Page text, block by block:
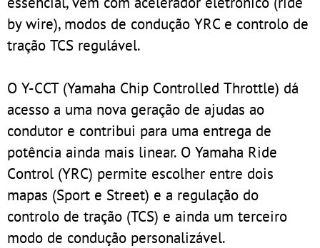
by wire), modos de condução YRC e controlo de
tração TCS regulável.
O Y-CCT (Yamaha Chip Controlled Throttle) dá
acesso a uma nova geração de ajudas ao
condutor e contribui para uma entrega de
potência ainda mais linear. O Yamaha Ride
Control (YRC) permite escolher entre dois
mapas (Sport e Street) e a regulação do
controlo de tração (TCS) e ainda um terceiro
modo de condução personalizável.